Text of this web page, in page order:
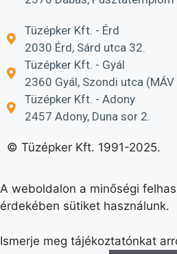
Tüzépker Kft. - Érd
2030 Érd, Sárd utca 32.
Tüzépker Kft. - Gyál
2360 Gyál, Szondi utca
Tüzépker Kft. - Adony
2457 Adony, Duna sor 2.
© Tüzépker Kft. 1991-2025.
A weboldalon a minőségi
érdekében sütiket használunk.
Ismerje meg tájékoztatónkat